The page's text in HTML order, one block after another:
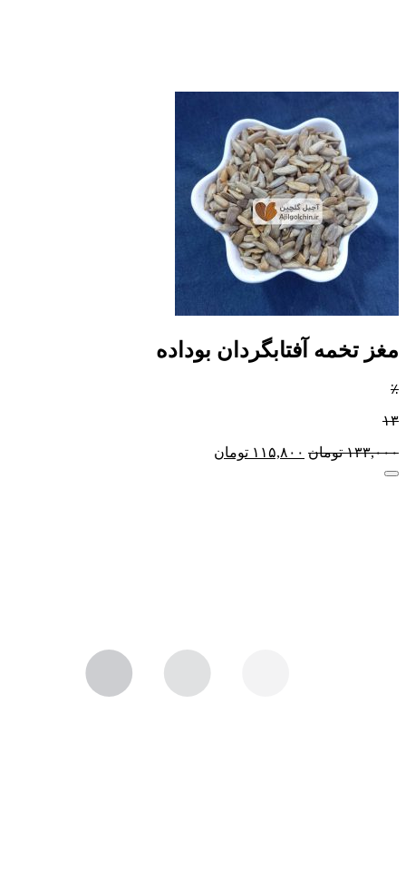
مغز تخمه آفتابگردان بوداده
٪
۱۳
۱۳۳,۰۰۰ تومان ۱۱۵,۸۰۰ تومان